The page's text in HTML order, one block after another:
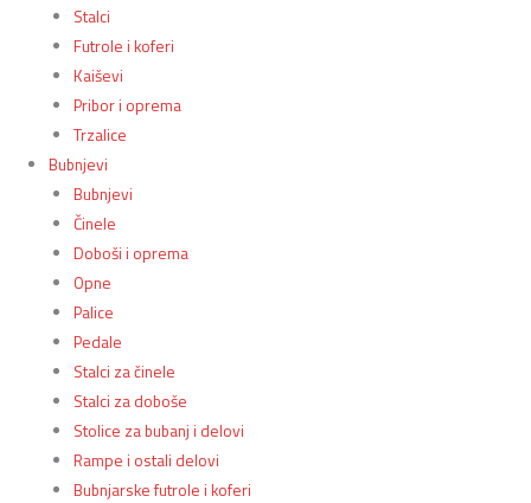
Stalci
Futrole i koferi
Kaiševi
Pribor i oprema
Trzalice
Bubnjevi
Bubnjevi
Činele
Doboši i oprema
Opne
Palice
Pedale
Stalci za činele
Stalci za doboše
Stolice za bubanj i delovi
Rampe i ostali delovi
Bubnjarske futrole i koferi